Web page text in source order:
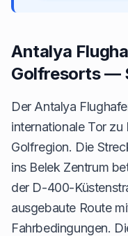
Antalya
Golfresorts —
Der Antalya
internationale Tor
Golfregion. Die
ins Belek Zentrum
der D-400-
ausgebaute Route
Fahrbedingungen.